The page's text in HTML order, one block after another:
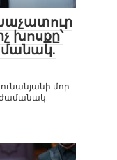
խոսքը՝
մոր
ժամանակ.